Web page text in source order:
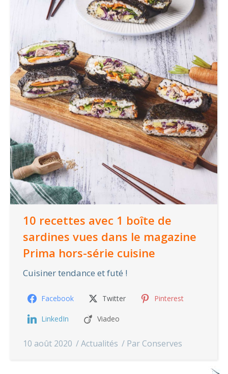
10 recettes avec 1 boîte de
sardines vues dans le magazine
Prima hors-série cuisine
Cuisiner tendance et futé !
Facebook Twitter Pinterest
LinkedIn Viadeo
10 août 2020 Actualités Par Conserves